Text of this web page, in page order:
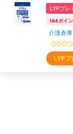
LYPプレ
164ポイ
介護倉
LYP